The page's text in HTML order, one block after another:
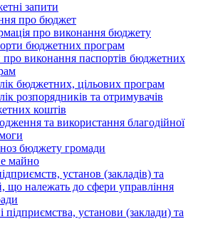
запити
про бюджет
про виконання бюджету
бюджетних програм
про виконання паспортів бюджетних
бюджетних, цільових програм
розпорядників та отримувачів
коштів
та використання благодійної
бюджету громади
майно
установ (закладів) та
що належать до сфери управління
підприємства, установи (заклади) та